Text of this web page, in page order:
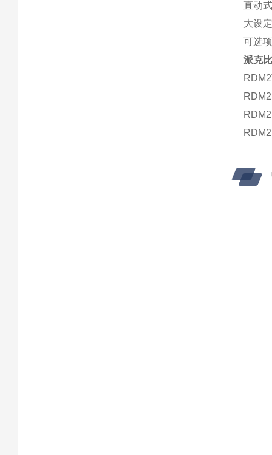
直动
大设
可选
派克